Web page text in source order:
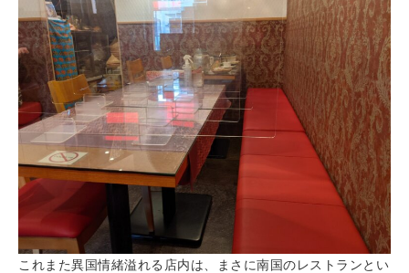
これまた異国情緒溢れる店内は、まさに南国のレストランとい